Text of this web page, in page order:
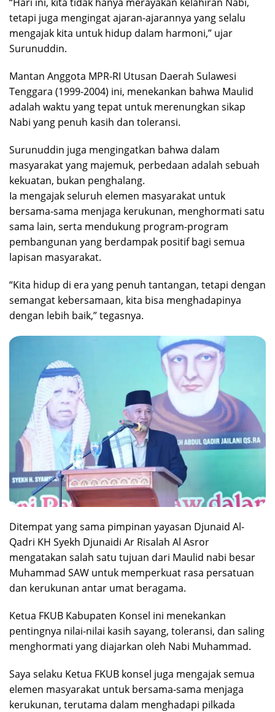
tetapi juga mengingat ajaran-ajarannya yang selalu
mengajak kita untuk hidup dalam harmoni,” ujar
Surunuddin.
Mantan Anggota MPR-RI Utusan Daerah Sulawesi
Tenggara (1999-2004) ini, menekankan bahwa Maulid
adalah waktu yang tepat untuk merenungkan sikap
Nabi yang penuh kasih dan toleransi.
Surunuddin juga mengingatkan bahwa dalam
masyarakat yang majemuk, perbedaan adalah sebuah
kekuatan, bukan penghalang.
Ia mengajak seluruh elemen masyarakat untuk
bersama-sama menjaga kerukunan, menghormati satu
sama lain, serta mendukung program-program
pembangunan yang berdampak positif bagi semua
lapisan masyarakat.
“Kita hidup di era yang penuh tantangan, tetapi dengan
semangat kebersamaan, kita bisa menghadapinya
dengan lebih baik,” tegasnya.
Ditempat yang sama pimpinan yayasan Djunaid Al-
Qadri KH Syekh Djunaidi Ar Risalah Al Asror
mengatakan salah satu tujuan dari Maulid nabi besar
Muhammad SAW untuk memperkuat rasa persatuan
dan kerukunan antar umat beragama.
Ketua FKUB Kabupaten Konsel ini menekankan
pentingnya nilai-nilai kasih sayang, toleransi, dan saling
menghormati yang diajarkan oleh Nabi Muhammad.
Saya selaku Ketua FKUB konsel juga mengajak semua
elemen masyarakat untuk bersama-sama menjaga
kerukunan, terutama dalam menghadapi pilkada